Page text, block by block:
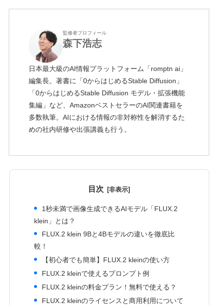
監修者プロフィール
森下浩志
日本最大級のAI情報プラットフォーム「romptn ai」
編集長。著書に「0からはじめるStable Diffusion」
「0からはじめるStable Diffusion モデル・拡張機能
集編」など、AmazonベストセラーのAI関連書籍を
多数執筆。AIにおける情報の非対称性を解消するた
めの社内研修や出張講義も行う。
目次
1秒未満で画像生成できるAIモデル「FLUX.2
klein」とは？
FLUX.2 klein 9Bと4Bモデルの違いを徹底比
較！
【初心者でも簡単】FLUX.2 kleinの使い方
FLUX.2 kleinで使えるプロンプト例
FLUX.2 kleinの料金プラン！無料で使える？
FLUX.2 kleinのライセンスと商用利用について